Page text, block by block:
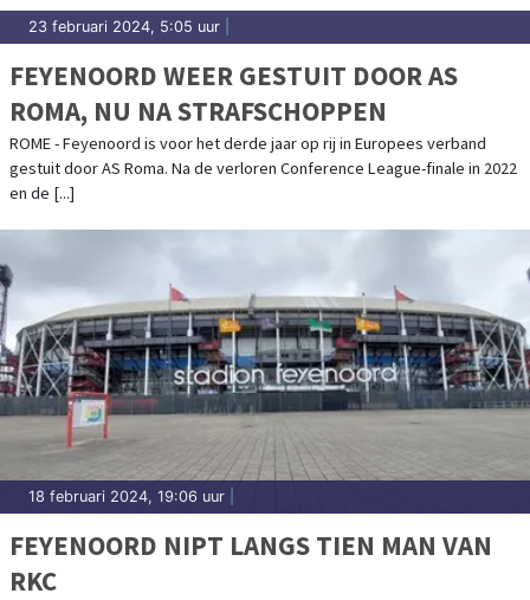
23 februari 2024, 5:05 uur
FEYENOORD WEER GESTUIT DOOR AS
ROMA, NU NA STRAFSCHOPPEN
ROME - Feyenoord is voor het derde jaar op rij in Europees verband
gestuit door AS Roma. Na de verloren Conference League-finale in 2022
en de [...]
18 februari 2024, 19:06 uur
FEYENOORD NIPT LANGS TIEN MAN VAN
RKC